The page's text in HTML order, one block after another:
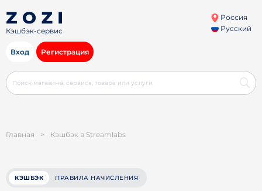
Кэшбэк-сервис
Россия
Русский
Вход Регистрация
Главная > Кэшбэк в Streamlabs
КЭШБЭК ПРАВИЛА НАЧИСЛЕНИЯ